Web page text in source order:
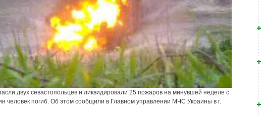
двух севастопольцев и ликвидировали 25 пожаров на минувшей неделе с
человек погиб. Об этом сообщили в Главном управлении МЧС Украины в г.